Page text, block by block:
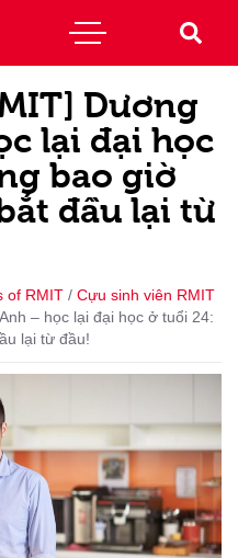
Dương
lại đại học
bao giờ
đầu lại từ
of RMIT / Cựu sinh viên RMIT
– học lại đại học ở tuổi 24:
lại từ đầu!